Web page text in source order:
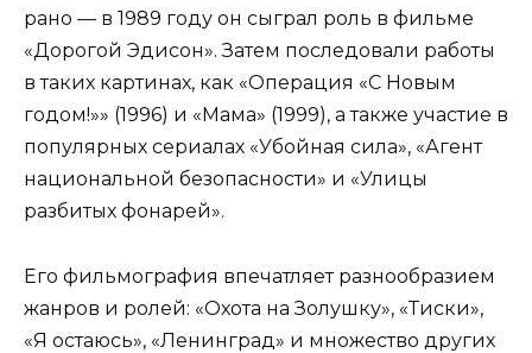
рано — в 1989 году он сыграл роль в фильме
«Дорогой Эдисон». Затем последовали работы
в таких картинах, как «Операция «С Новым
годом!»» (1996) и «Мама» (1999), а также участие в
популярных сериалах «Убойная сила», «Агент
национальной безопасности» и «Улицы
разбитых фонарей».
Его фильмография впечатляет разнообразием
жанров и ролей: «Охота на Золушку», «Тиски»,
«Я остаюсь», «Ленинград» и множество других